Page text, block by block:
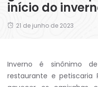
início do
21 de junho de 2023
Inverno é sinônimo
restaurante e petiscaria